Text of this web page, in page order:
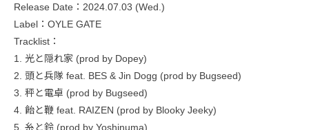
Release Date：2024.07.03 (Wed.)
Label：OYLE GATE
Tracklist：
1. 光と隠れ家 (prod by Dopey)
2. 頭と兵隊 feat. BES & Jin Dogg (prod by Bugseed)
3. 秤と電卓 (prod by Bugseed)
4. 飴と鞭 feat. RAIZEN (prod by Blooky Jeeky)
5. 糸と鈴 (prod by Yoshinuma)